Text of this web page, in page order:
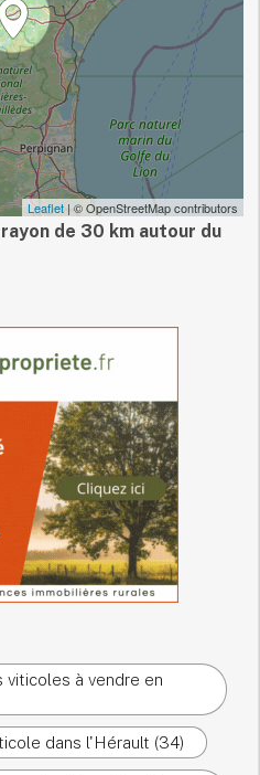
Leaflet | © OpenStreetMap contributors
de 30 km autour du
à vendre en
dans l'Hérault (34)